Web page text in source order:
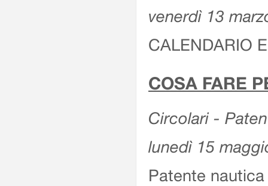
venerdì 13
CALENDARIO
COSA FARE
Circolari -
lunedì 15
Patente